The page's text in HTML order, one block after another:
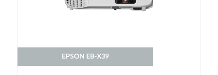
EPSON EB-X39